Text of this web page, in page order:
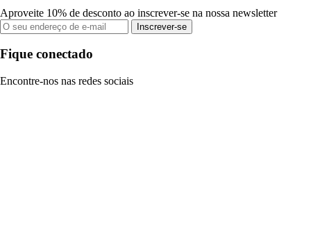
Aproveite 10% de desconto ao inscrever-se na nossa newsletter
Inscrever-se
Fique conectado
Encontre-nos nas redes sociais